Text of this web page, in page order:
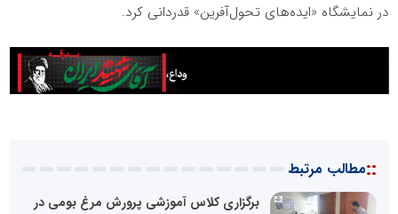
در نمایشگاه «ایده‌های تحول‌آفرین» قدردانی کرد.
::مطالب مرتبط
برگزاری کلاس آموزشی پرورش مرغ بومی در